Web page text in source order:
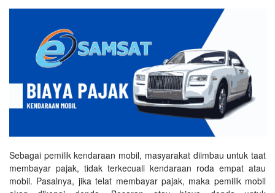
Sebagai pemilik kendaraan mobil, masyarakat diimbau untuk taat
membayar pajak, tidak terkecuali kendaraan roda empat atau
mobil. Pasalnya, jika telat membayar pajak, maka pemilik mobil